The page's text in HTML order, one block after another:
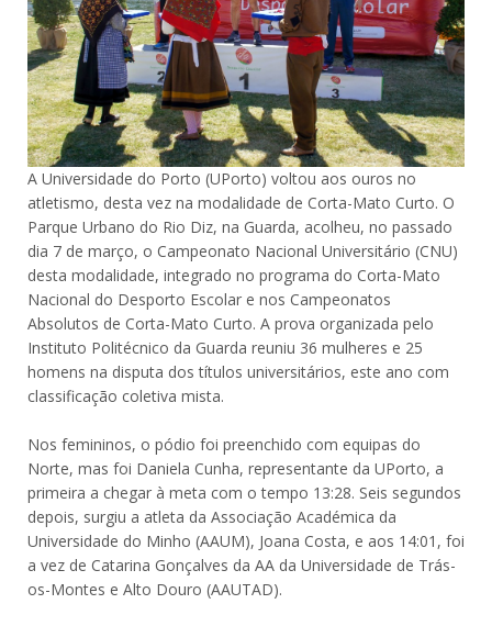
A Universidade do Porto (UPorto) voltou aos ouros no
atletismo, desta vez na modalidade de Corta-Mato Curto. O
Parque Urbano do Rio Diz, na Guarda, acolheu, no passado
dia 7 de março, o Campeonato Nacional Universitário (CNU)
desta modalidade, integrado no programa do Corta-Mato
Nacional do Desporto Escolar e nos Campeonatos
Absolutos de Corta-Mato Curto. A prova organizada pelo
Instituto Politécnico da Guarda reuniu 36 mulheres e 25
homens na disputa dos títulos universitários, este ano com
classificação coletiva mista.
Nos femininos, o pódio foi preenchido com equipas do
Norte, mas foi Daniela Cunha, representante da UPorto, a
primeira a chegar à meta com o tempo 13:28. Seis segundos
depois, surgiu a atleta da Associação Académica da
Universidade do Minho (AAUM), Joana Costa, e aos 14:01, foi
a vez de Catarina Gonçalves da AA da Universidade de Trás-
os-Montes e Alto Douro (AAUTAD).